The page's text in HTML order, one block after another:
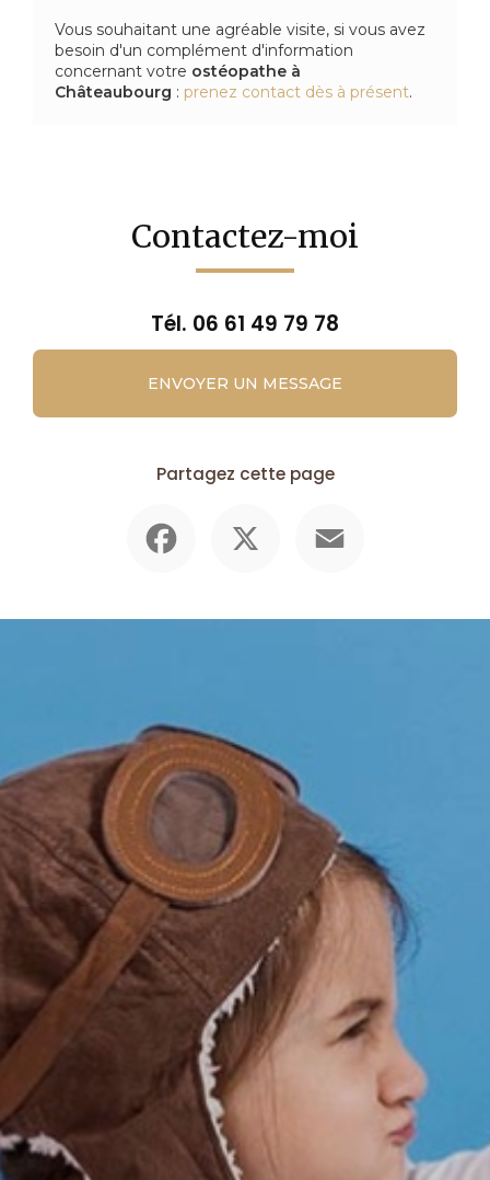
Vous souhaitant une agréable visite, si vous avez
besoin d'un complément d'information
concernant votre ostéopathe à
Châteaubourg : prenez contact dès à présent.
Contactez-moi
Tél. 06 61 49 79 78
ENVOYER UN MESSAGE
Partagez cette page